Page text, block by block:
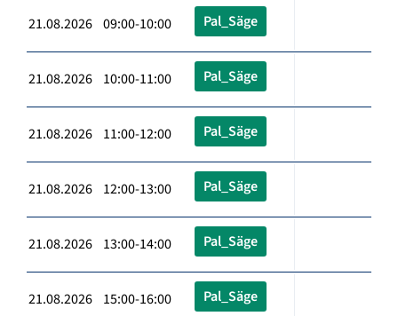
21.08.2026 09:00-10:00 Pal_Säge
21.08.2026 10:00-11:00 Pal_Säge
21.08.2026 11:00-12:00 Pal_Säge
21.08.2026 12:00-13:00 Pal_Säge
21.08.2026 13:00-14:00 Pal_Säge
21.08.2026 15:00-16:00 Pal_Säge